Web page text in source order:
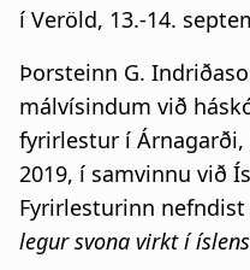
í Veröld, 13.-14.
Þorsteinn G.
málvísindum við
fyrirlestur í
2019, í samvinnu við
Fyrirlesturinn nefndist
legursvona virkt í